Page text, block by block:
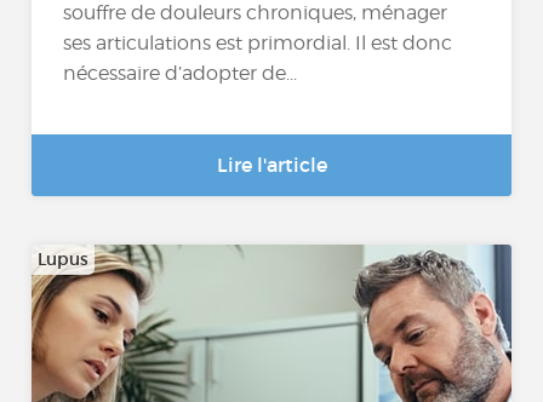
souffre de douleurs chroniques, ménager
ses articulations est primordial. Il est donc
nécessaire d’adopter de...
Lire l'article
Lupus